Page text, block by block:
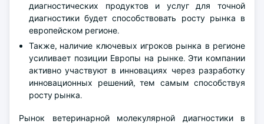
диагностических продуктов и услуг для точной
диагностики будет способствовать росту рынка в
европейском регионе.
Также, наличие ключевых игроков рынка в регионе
усиливает позиции Европы на рынке. Эти компании
активно участвуют в инновациях через разработку
инновационных решений, тем самым способствуя
росту рынка.
Рынок ветеринарной молекулярной диагностики в